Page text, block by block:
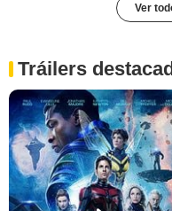
Ver
Tráilers